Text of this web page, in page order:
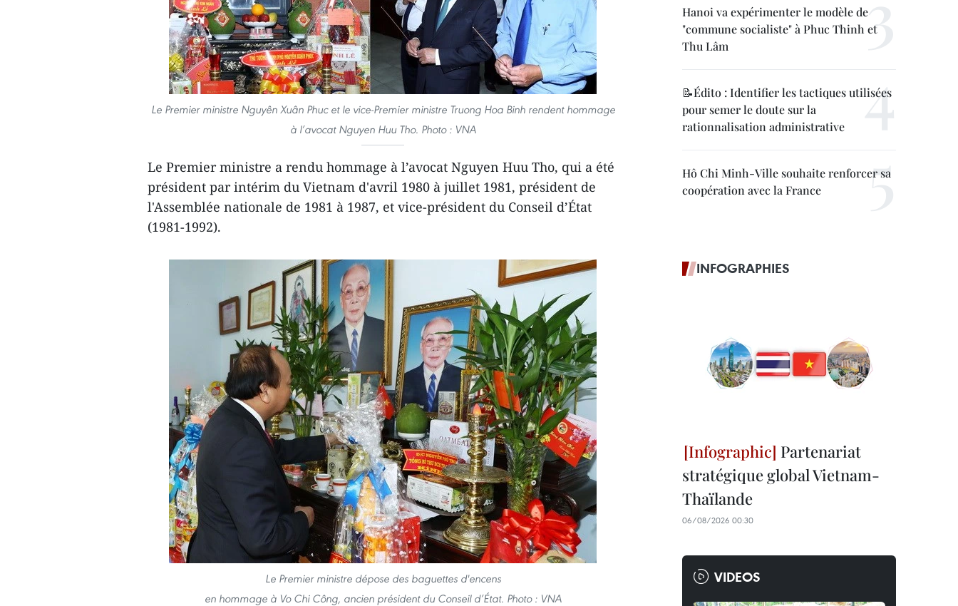
Le Premier ministre Nguyên Xuân Phuc et le vice-Premier ministre Truong Hoa Binh rendent hommage
à l’avocat Nguyen Huu Tho. Photo : VNA
Le Premier ministre a rendu hommage à l’avocat Nguyen Huu Tho, qui a été
président par intérim du Vietnam d'avril 1980 à juillet 1981, président de
l'Assemblée nationale de 1981 à 1987, et vice-président du Conseil d’État
(1981-1992).
Le Premier ministre ​dépose des baguettes d'encens
en hommage à Vo Chi Công, ancien président du Conseil d’État. Photo : VNA
Hanoi va expérimenter le modèle de
"commune socialiste" à Phuc Thinh et
Thu Lâm
📝Édito : Identifier les tactiques utilisées
pour semer le doute sur la
rationnalisation administrative
Hô Chi Minh-Ville souhaite renforcer sa
coopération avec la France
INFOGRAPHIES
Partenariat
stratégique global Vietnam-
Thaïlande
06/08/2026 00:30
VIDEOS